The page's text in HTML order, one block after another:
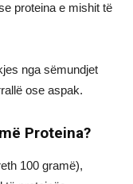
proteina e mishit të
nga sëmundjet
ose aspak.
Proteina?
100 gramë),